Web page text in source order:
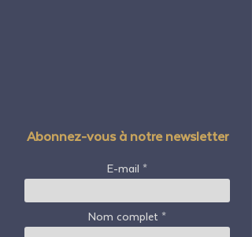
Abonnez-vous à notre newsletter
E-mail
Nom complet